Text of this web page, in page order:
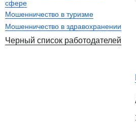
сфере
Мошенничество в туризме
Мошенничество в здравохранении
Черный список работодателей